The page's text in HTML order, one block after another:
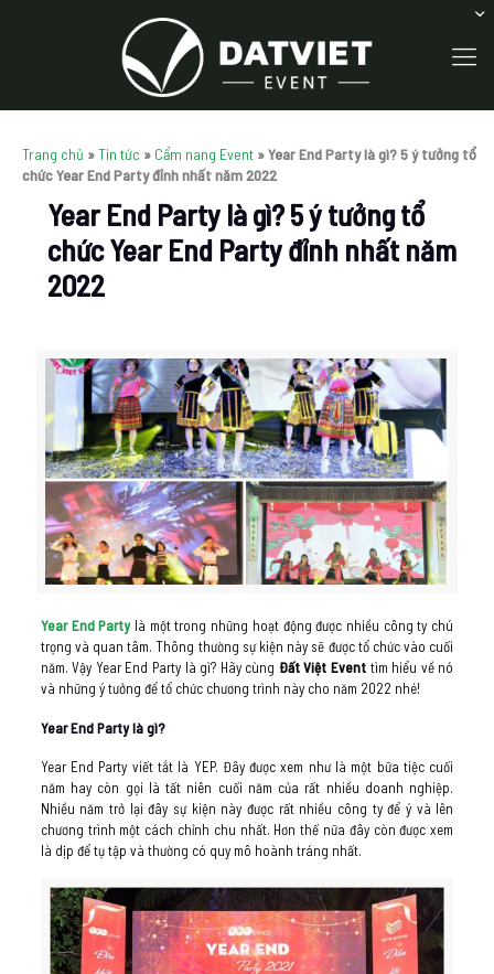
Trang chủ »Tin tức » Cẩm nang Event »Year End Party là gì? 5 ý tưởng tổ
chức Year End Party đỉnh nhất năm 2022
Year End Party là gì? 5 ý tưởng tổ
chức Year End Party đỉnh nhất năm
2022
Year End Partylà một trong những hoạt động được nhiều công ty chú
trọng và quan tâm. Thông thường sự kiện này sẽ được tổ chức vào cuối
năm. Vậy Year End Party là gì? Hãy cùng Đất Việt Eventtìm hiểu về nó
và những ý tưởng để tổ chức chương trình này cho năm 2022 nhé!
Year End Party là gì?
Year End Party viết tắt là YEP. Đây được xem như là một bữa tiệc cuối
năm hay còn gọi là tất niên cuối năm của rất nhiều doanh nghiệp.
Nhiều năm trở lại đây sự kiện này được rất nhiều công ty để ý và lên
chương trình một cách chỉnh chu nhất. Hơn thế nữa đây còn được xem
là dịp để tụ tập và thường có quy mô hoành tráng nhất.